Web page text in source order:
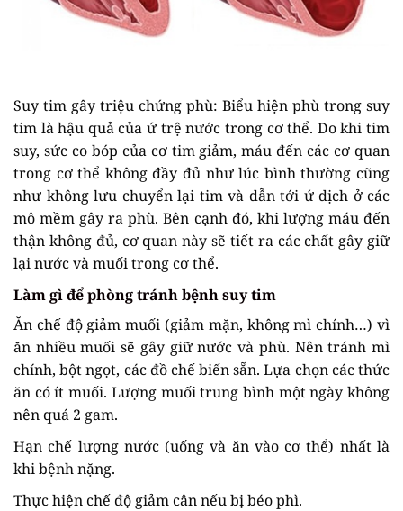
Suy tim gây triệu chứng phù: Biểu hiện phù trong suy
tim là hậu quả của ứ trệ nước trong cơ thể. Do khi tim
suy, sức co bóp của cơ tim giảm, máu đến các cơ quan
trong cơ thể không đầy đủ như lúc bình thường cũng
như không lưu chuyển lại tim và dẫn tới ứ dịch ở các
mô mềm gây ra phù. Bên cạnh đó, khi lượng máu đến
thận không đủ, cơ quan này sẽ tiết ra các chất gây giữ
lại nước và muối trong cơ thể.
Làm gì để phòng tránh bệnh suy tim
Ăn chế độ giảm muối (giảm mặn, không mì chính…) vì
ăn nhiều muối sẽ gây giữ nước và phù. Nên tránh mì
chính, bột ngọt, các đồ chế biến sẵn. Lựa chọn các thức
ăn có ít muối. Lượng muối trung bình một ngày không
nên quá 2 gam.
Hạn chế lượng nước (uống và ăn vào cơ thể) nhất là
khi bệnh nặng.
Thực hiện chế độ giảm cân nếu bị béo phì.